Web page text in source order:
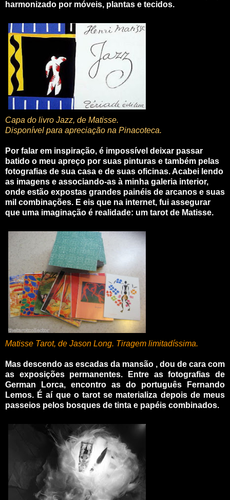
harmonizado por móveis, plantas e tecidos.
Capa do livro Jazz, de Matisse.
Disponível para apreciação na Pinacoteca.
Por falar em inspiração, é impossível deixar passar
batido o meu apreço por suas pinturas e também pelas
fotografias de sua casa e de suas oficinas. Acabei lendo
as imagens e associando-as à minha galeria interior,
onde estão expostas grandes painéis de arcanos e suas
mil combinações. E eis que na internet, fui assegurar
que uma imaginação é realidade: um tarot de Matisse.
Matisse Tarot, de Jason Long. Tiragem limitadíssima.
Mas descendo as escadas da mansão , dou de cara com
as exposições permanentes. Entre as fotografias de
German Lorca, encontro as do português Fernando
Lemos. É aí que o tarot se materializa depois de meus
passeios pelos bosques de tinta e papéis combinados.